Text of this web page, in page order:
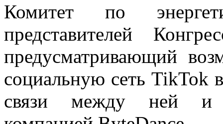
Комитет по
представителей
предусматривающий
социальную сеть TikTok
связи между ней и